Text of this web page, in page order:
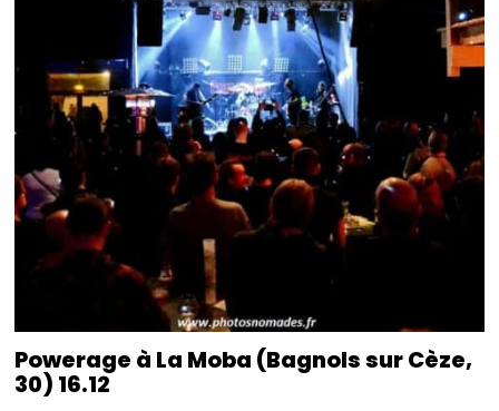
Powerage à La Moba (Bagnols sur Cèze,
30) 16.12